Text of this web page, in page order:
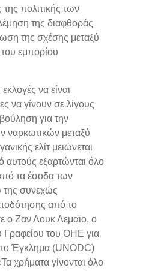
πολιτικής των
της διαφθοράς
της σχέσης μεταξύ
εμπορίου
να είναι
να γίνουν σε λίγους
για την
ναρκωτικών μεταξύ
ελίτ μειώνεται
εξαρτώνται όλο
τα έσοδα των
συνεχώς
από το
ο Ζαν Λουκ Λεμαϊο, ο
Γραφείου του ΟΗΕ για
το Έγκλημα (UNODC)
χρήματα γίνονται όλο